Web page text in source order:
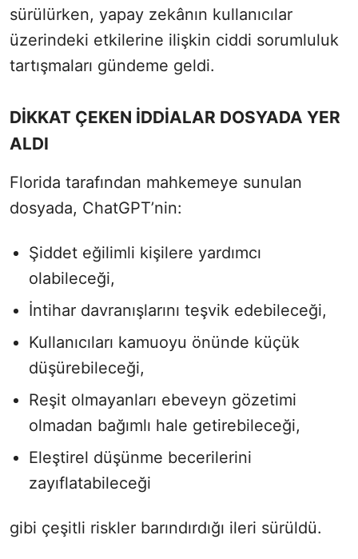
sürülürken, yapay zekânın kullanıcılar
üzerindeki etkilerine ilişkin ciddi sorumluluk
tartışmaları gündeme geldi.
DİKKAT ÇEKEN İDDİALAR DOSYADA YER
ALDI
Florida tarafından mahkemeye sunulan
dosyada, ChatGPT’nin:
Şiddet eğilimli kişilere yardımcı
olabileceği,
İntihar davranışlarını teşvik edebileceği,
Kullanıcıları kamuoyu önünde küçük
düşürebileceği,
Reşit olmayanları ebeveyn gözetimi
olmadan bağımlı hale getirebileceği,
Eleştirel düşünme becerilerini
zayıflatabileceği
gibi çeşitli riskler barındırdığı ileri sürüldü.